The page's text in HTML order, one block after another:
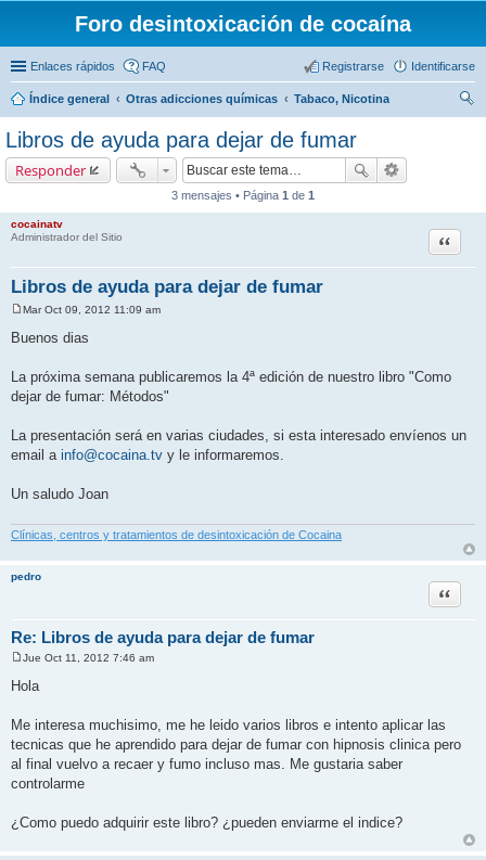
Foro desintoxicación de cocaína
Enlaces rápidos FAQ Identificarse
Registrarse
Índice general Otras adicciones químicas
Tabaco, Nicotina
Libros de ayuda para dejar de fumar
Responder
3 mensajes • Página 1 de 1
cocainatv
Administrador del Sitio
Libros de ayuda para dejar de fumar
Citar
n
j
e
Mar Oct 09, 2012 11:09 am
Buenos dias
La próxima semana publicaremos la 4ª edición de nuestro libro "Como
dejar de fumar: Métodos"
La presentación será en varias ciudades, si esta interesado envíenos un
email a info@cocaina.tv y le informaremos.
Un saludo Joan
Clínicas, centros y tratamientos de desintoxicación de Cocaina
pedro
Re: Libros de ayuda para dejar de fumar
Citar
e
n
a
j
e
Jue Oct 11, 2012 7:46 am
Hola
Me interesa muchisimo, me he leido varios libros e intento aplicar las
tecnicas que he aprendido para dejar de fumar con hipnosis clinica pero
al final vuelvo a recaer y fumo incluso mas. Me gustaria saber
controlarme
¿Como puedo adquirir este libro? ¿pueden enviarme el indice?